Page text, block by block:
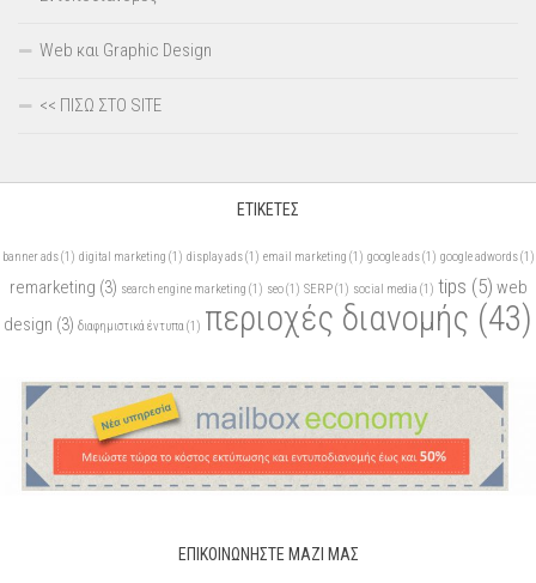
Web και Graphic Design
<< ΠΙΣΩ ΣΤΟ SITE
ΕΤΙΚΈΤΕΣ
banner ads(1) digital marketing (1) display ads(1) email marketing (1) google ads(1) google adwords(1)
remarketing (3) search engine marketing (1) seo(1) SERP(1) social media (1) tips (5) web
design (3) διαφημιστικά έντυπα(1) περιοχές διανομής (43)
ΕΠΙΚΟΙΝΩΝΉΣΤΕ ΜΑΖΊ ΜΑΣ